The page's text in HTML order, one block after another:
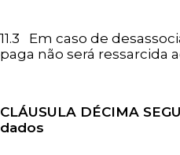
11.3 Em caso de
paga não será ressarcida
CLÁUSULA DÉCIMA
dados